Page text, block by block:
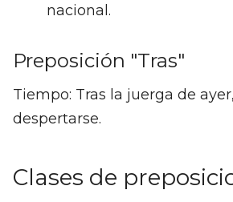
nacional.
Preposición "Tras"
Tiempo: Tras la juerga de
despertarse.
Clases de